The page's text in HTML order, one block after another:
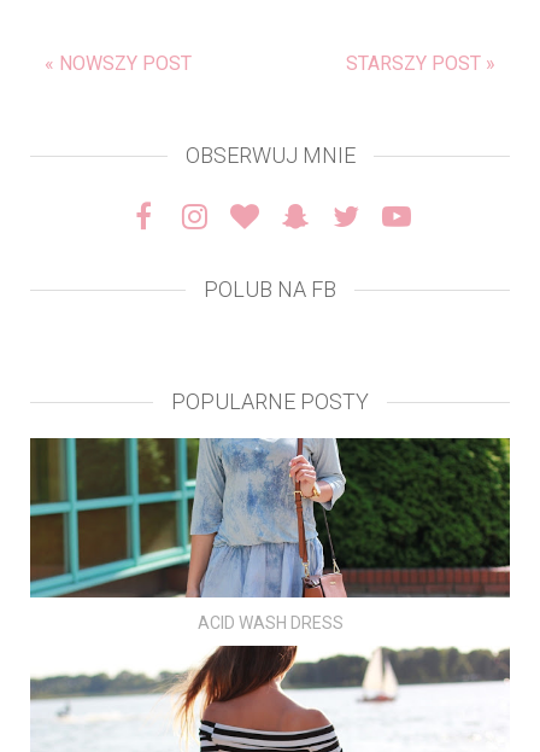
« NOWSZY POST STARSZY POST »
OBSERWUJ MNIE
POLUB NA FB
POPULARNE POSTY
ACID WASH DRESS